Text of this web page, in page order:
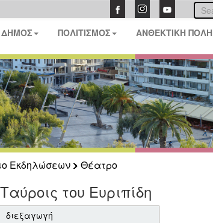
ΠΟΛΙΤΙΣΜΟΣ ΑΝΘΕΚΤΙΚΗ ΠΟΛΗ
Εκδηλώσεων
Θέατρο
του Ευριπίδη
διεξαγωγή